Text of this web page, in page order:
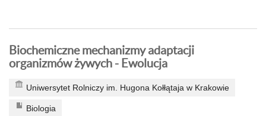
Biochemiczne mechanizmy adaptacji
organizmów żywych - Ewolucja
Uniwersytet Rolniczy im. Hugona Kołłątaja w Krakowie
Biologia